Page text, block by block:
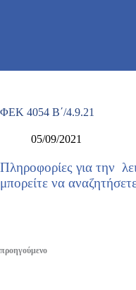
ΦΕΚ 4054 Β΄/4.9.21
05/09/2021
Πληροφορίες για την
μπορείτε να
προηγούμενο